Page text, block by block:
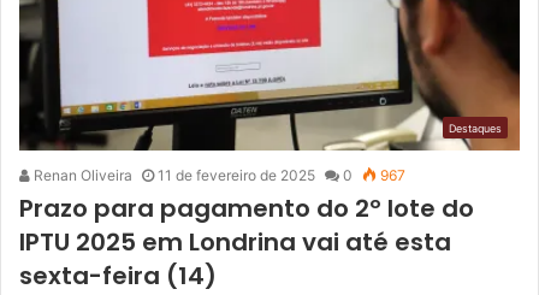
Destaques
Renan Oliveira 11 de fevereiro de 2025 0 967
Prazo para pagamento do 2º lote do
IPTU 2025 em Londrina vai até esta
sexta-feira (14)